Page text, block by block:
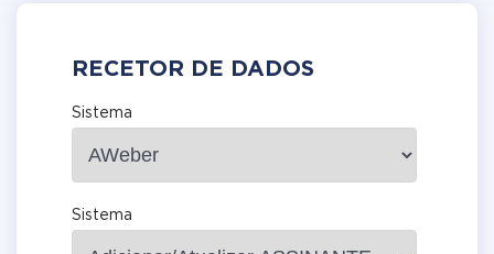
RECETOR DE DADOS
Sistema
Sistema